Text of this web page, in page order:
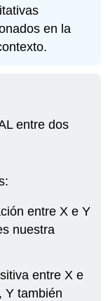
en la
entre dos
entre X e Y
nuestra
entre X e
Y también